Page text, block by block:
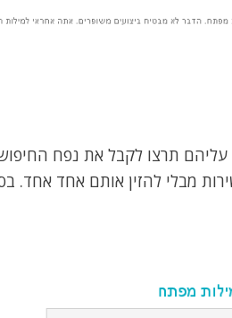
תרצו לקבל את נפח
מבלי להזין אותם אחד אחד.